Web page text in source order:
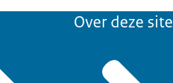
Over deze site